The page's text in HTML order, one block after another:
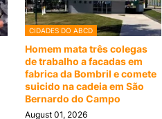
CIDADES DO ABCD
Homem mata três colegas
de trabalho a facadas em
fabrica da Bombril e comete
suicido na cadeia em São
Bernardo do Campo
August 01, 2026